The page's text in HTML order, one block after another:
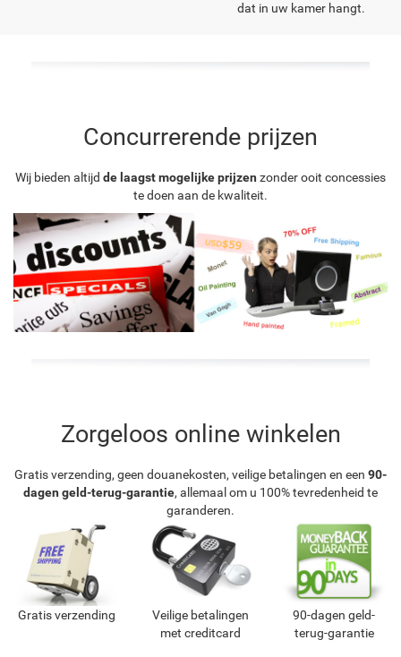
dat in uw kamer hangt.
Concurrerende prijzen
Wij bieden altijd de laagst mogelijke prijzen zonder ooit concessies
te doen aan de kwaliteit.
Zorgeloos online winkelen
Gratis verzending, geen douanekosten, veilige betalingen en een 90-
dagen geld-terug-garantie, allemaal om u 100% tevredenheid te
garanderen.
Gratis verzending
Veilige betalingen
met creditcard
90-dagen geld-
terug-garantie